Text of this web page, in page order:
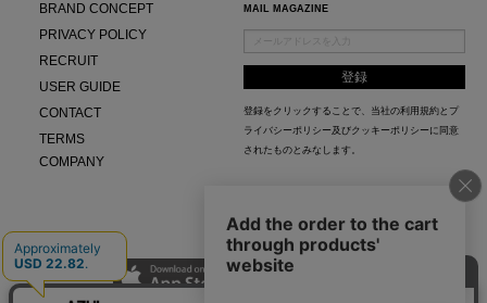
BRAND CONCEPT
PRIVACY POLICY
RECRUIT
USER GUIDE
CONTACT
TERMS
COMPANY
MAIL MAGAZINE
登録をクリックすることで、当社の利用規約と プ
ライバシーポリシー及びクッキーポリシー に同意
されたものとみなします。
AZUL APP